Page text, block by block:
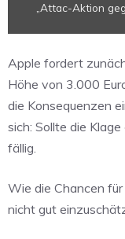
„Attac-Aktion
Apple fordert
Höhe von 3.000
die Konsequenzen
sich: Sollte die
fällig.
Wie die Chancen
nicht gut